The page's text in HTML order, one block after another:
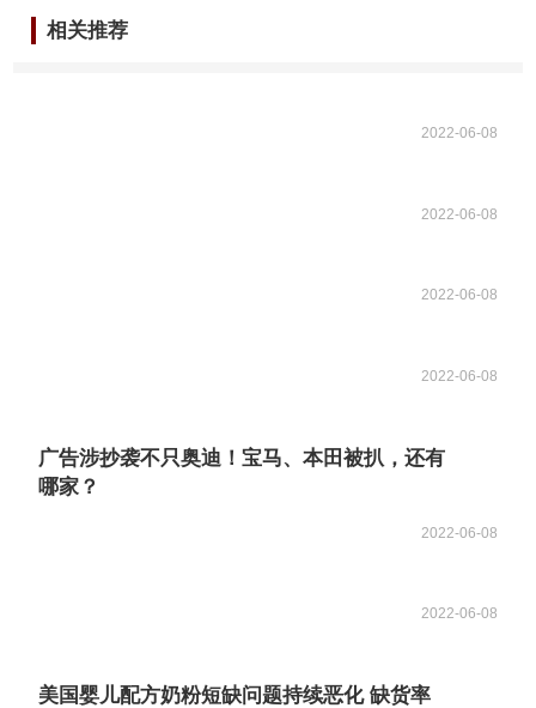
相关推荐
2022-06-08
2022-06-08
2022-06-08
2022-06-08
广告涉抄袭不只奥迪！宝马、本田被扒，还有
哪家？
2022-06-08
2022-06-08
美国婴儿配方奶粉短缺问题持续恶化 缺货率